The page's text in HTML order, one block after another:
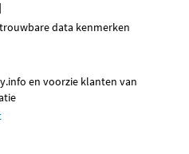
data kenmerken
en voorzie klanten van